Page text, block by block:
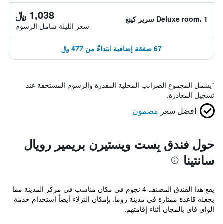
Deluxe room، 1 سرير كينغ 1,038 ﷼
سعر الليلة شامل الرسوم
67 صفقة إضافية ابتداءً من 477 ﷼
*يشمل المجموع الضرائب المحلية المقدرة والرسوم المستحقة عند
تسجيل المغادرة.
أفضل سعر مضمون
حول فندق بِست ويستيرن بريمير رويال
سانتينا
يقع هذا الفندق المصنف 4 نجوم في مكان مناسب في مركز المدينة مما
يجعله قاعدة ممتازة في مدينة روما. بإمكان النزلاء أيضاً استخدام خدمة
الواي فاي بالمجان أثناء إقامتهم.